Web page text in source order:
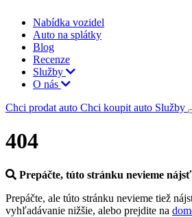
Nabídka vozidel
Auto na splátky
Blog
Recenze
Služby
O nás
Chci prodat auto Chci koupit auto Služby
404
Prepáčte, túto stránku nevieme
Prepáčte, ale túto stránku nevieme tiež
vyhľadávanie nižšie, alebo prejdite na